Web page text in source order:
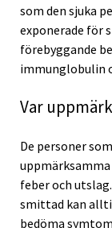
som den sjuka
exponerade för
förebyggande
immunglobulin
Var
De personer
feber och
smittad kan
bedöma